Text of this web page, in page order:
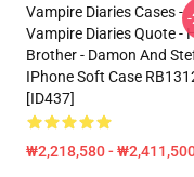
Vampire Diaries Cases -
Vampire Diaries Quote -
Brother - Damon And
IPhone Soft Case
[ID437]
₩2,218,580 -